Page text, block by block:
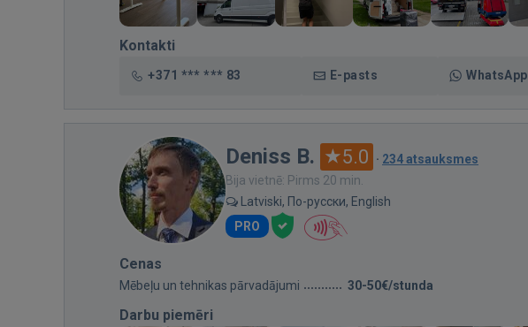
Kontakti
+371 *** *** 83 E-pasts WhatsApp
Deniss B. 5.0 · 234 atsauksmes
Bija vietnē: Pirms 20 min.
Latviski, По-русски, English
PRO
Cenas
Mēbeļu un tehnikas pārvadājumi 30-50€/stunda
Darbu piemēri